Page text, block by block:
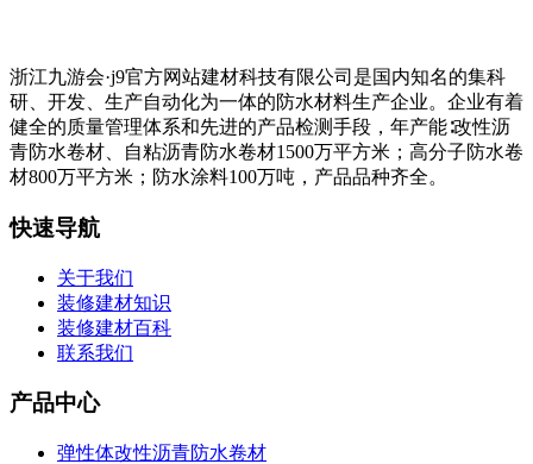
浙江九游会·j9官方网站建材科技有限公司是国内知名的集科
研、开发、生产自动化为一体的防水材料生产企业。企业有着
健全的质量管理体系和先进的产品检测手段，年产能∶改性沥
青防水卷材、自粘沥青防水卷材1500万平方米；高分子防水卷
材800万平方米；防水涂料100万吨，产品品种齐全。
快速导航
关于我们
装修建材知识
装修建材百科
联系我们
产品中心
弹性体改性沥青防水卷材